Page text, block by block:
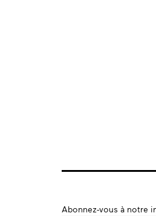
S’inscrire
Abonnez-vous à notre